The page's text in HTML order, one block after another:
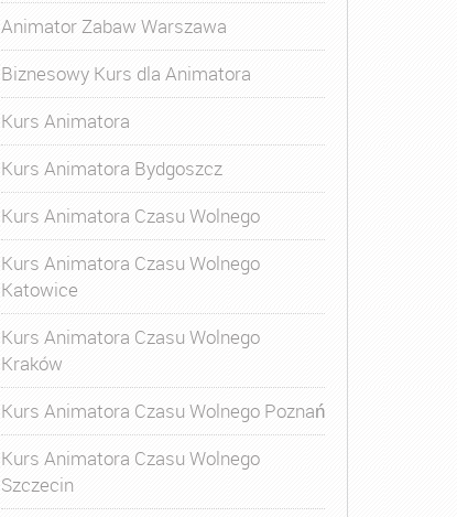
Animator Zabaw Warszawa
Biznesowy Kurs dla Animatora
Kurs Animatora
Kurs Animatora Bydgoszcz
Kurs Animatora Czasu Wolnego
Kurs Animatora Czasu Wolnego
Katowice
Kurs Animatora Czasu Wolnego
Kraków
Kurs Animatora Czasu Wolnego Poznań
Kurs Animatora Czasu Wolnego
Szczecin